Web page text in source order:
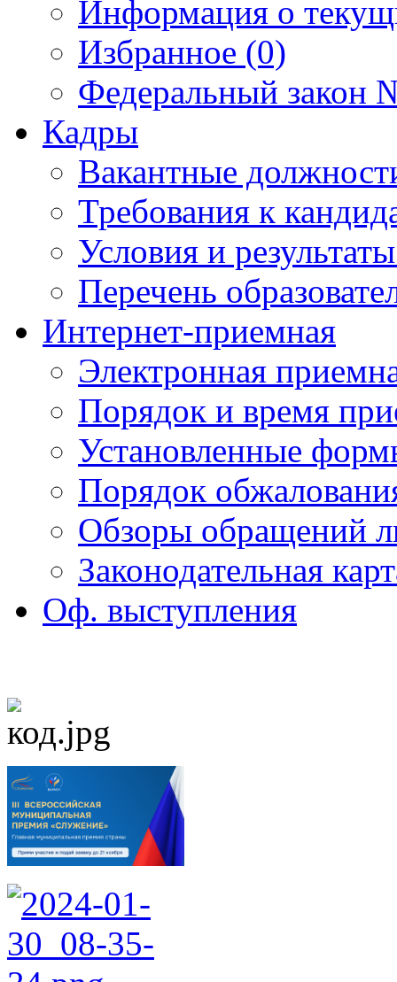
Информация о
Избранное (0)
Федеральный закон
Кадры
Вакантные
Требования к
Условия и
Перечень
Интернет-приемная
Электронная
Порядок и время
Установленные
Порядок
Обзоры обращений
Законодательная
Оф. выступления